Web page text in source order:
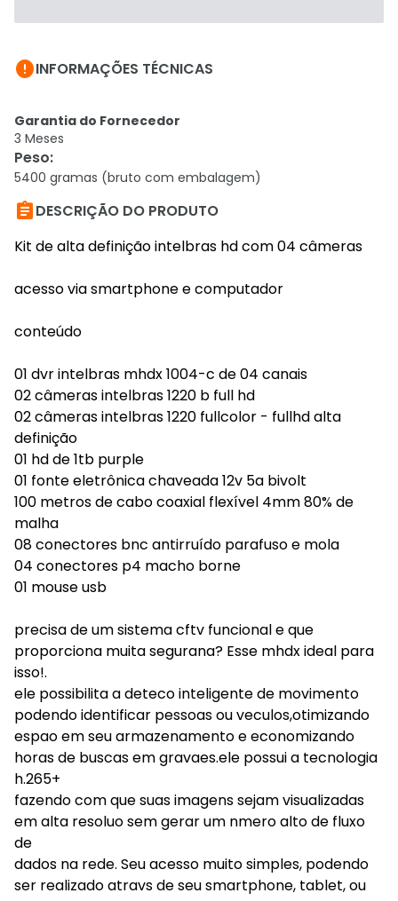
INFORMAÇÕES TÉCNICAS
Garantia do Fornecedor
3 Meses
Peso:
5400 gramas (bruto com embalagem)
DESCRIÇÃO DO PRODUTO
Kit de alta definição intelbras hd com 04 câmeras
acesso via smartphone e computador
conteúdo
01 dvr intelbras mhdx 1004-c de 04 canais
02 câmeras intelbras 1220 b full hd
02 câmeras intelbras 1220 fullcolor - fullhd alta
definição
01 hd de 1tb purple
01 fonte eletrônica chaveada 12v 5a bivolt
100 metros de cabo coaxial flexível 4mm 80% de
malha
08 conectores bnc antirruído parafuso e mola
04 conectores p4 macho borne
01 mouse usb
precisa de um sistema cftv funcional e que
proporciona muita segurana? Esse mhdx ideal para
isso!.
ele possibilita a deteco inteligente de movimento
podendo identificar pessoas ou veculos,otimizando
espao em seu armazenamento e economizando
horas de buscas em gravaes.ele possui a tecnologia
h.265+
fazendo com que suas imagens sejam visualizadas
em alta resoluo sem gerar um nmero alto de fluxo
de
dados na rede. Seu acesso muito simples, podendo
ser realizado atravs de seu smartphone, tablet, ou